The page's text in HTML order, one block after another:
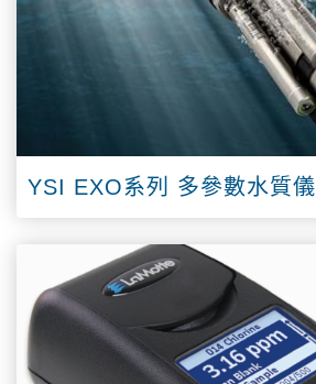
YSI EXO系列 多參數水質儀